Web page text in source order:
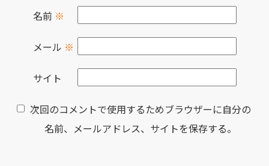
名前 ※
メール ※
サイト
次回のコメントで使用するためブラウザーに自分の
名前、メールアドレス、サイトを保存する。